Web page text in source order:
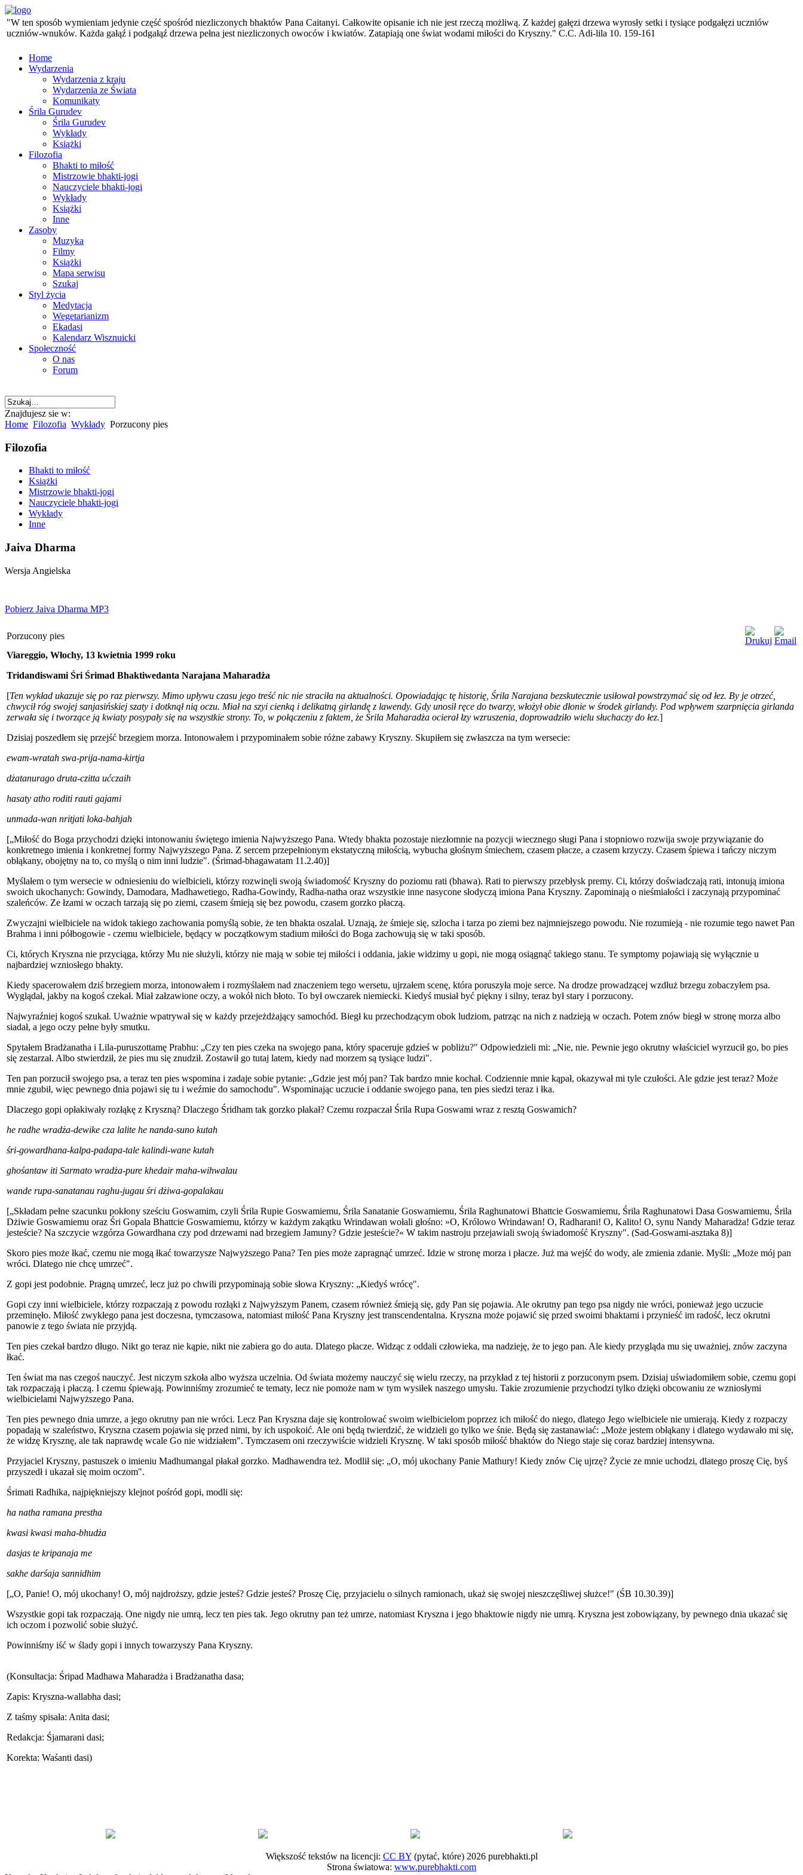
"W ten sposób wymieniam jedynie część spośród niezliczonych bhaktów Pana Caitanyi. Całkowite opisanie ich nie jest rzeczą możliwą. Z każdej gałęzi drzewa wyrosły setki i tysiące podgałęzi uczniów
uczniów-wnuków. Każda gałąź i podgałąź drzewa pełna jest niezliczonych owoców i kwiatów. Zatapiają one świat wodami miłości do Kryszny." C.C. Adi-lila 10. 159-161
Home
Wydarzenia
Wydarzenia z kraju
Wydarzenia ze Świata
Komunikaty
Śrila Gurudev
Śrila Gurudev
Wykłady
Książki
Filozofia
Bhakti to miłość
Mistrzowie bhakti-jogi
Nauczyciele bhakti-jogi
Wykłady
Książki
Inne
Zasoby
Muzyka
Filmy
Książki
Mapa serwisu
Szukaj
Styl życia
Medytacja
Wegetarianizm
Ekadasi
Kalendarz Wisznuicki
Społeczność
O nas
Forum
Znajdujesz sie w:
Home Filozofia Wykłady Porzucony pies
Filozofia
Bhakti to miłość
Książki
Mistrzowie bhakti-jogi
Nauczyciele bhakti-jogi
Wykłady
Inne
Jaiva Dharma
Wersja Angielska
Pobierz Jaiva Dharma MP3
Porzucony pies
Viareggio, Włochy, 13 kwietnia 1999 roku
Tridandiswami Śri Śrimad Bhaktiwedanta Narajana Maharadża
[Ten wykład ukazuje się po raz pierwszy. Mimo upływu czasu jego treść nic nie straciła na aktualności. Opowiadając tę historię, Śrila Narajana bezskutecznie usiłował powstrzymać się od łez. By je otrzeć,
chwycił róg swojej sanjasińskiej szaty i dotknął nią oczu. Miał na szyi cienką i delikatną girlandę z lawendy. Gdy unosił ręce do twarzy, włożył obie dłonie w środek girlandy. Pod wpływem szarpnięcia girlanda
zerwała się i tworzące ją kwiaty posypały się na wszystkie strony. To, w połączeniu z faktem, że Śrila Maharadża ocierał łzy wzruszenia, doprowadziło wielu słuchaczy do łez.]
Dzisiaj poszedłem się przejść brzegiem morza. Intonowałem i przypominałem sobie różne zabawy Kryszny. Skupiłem się zwłaszcza na tym wersecie:
ewam-wratah swa-prija-nama-kirtja
dżatanurago druta-czitta ućczaih
hasaty atho roditi rauti gajami
unmada-wan nritjati loka-bahjah
[„Miłość do Boga przychodzi dzięki intonowaniu świętego imienia Najwyższego Pana. Wtedy bhakta pozostaje niezłomnie na pozycji wiecznego sługi Pana i stopniowo rozwija swoje przywiązanie do
konkretnego imienia i konkretnej formy Najwyższego Pana. Z sercem przepełnionym ekstatyczną miłością, wybucha głośnym śmiechem, czasem płacze, a czasem krzyczy. Czasem śpiewa i tańczy niczym
obłąkany, obojętny na to, co myślą o nim inni ludzie". (Śrimad-bhagawatam 11.2.40)]
Myślałem o tym wersecie w odniesieniu do wielbicieli, którzy rozwinęli swoją świadomość Kryszny do poziomu rati (bhawa). Rati to pierwszy przebłysk premy. Ci, którzy doświadczają rati, intonują imiona
swoich ukochanych: Gowindy, Damodara, Madhawetiego, Radha-Gowindy, Radha-natha oraz wszystkie inne nasycone słodyczą imiona Pana Kryszny. Zapominają o nieśmiałości i zaczynają przypominać
szaleńców. Ze łzami w oczach tarzają się po ziemi, czasem śmieją się bez powodu, czasem gorzko płaczą.
Zwyczajni wielbiciele na widok takiego zachowania pomyślą sobie, że ten bhakta oszalał. Uznają, że śmieje się, szlocha i tarza po ziemi bez najmniejszego powodu. Nie rozumieją - nie rozumie tego nawet Pan
Brahma i inni półbogowie - czemu wielbiciele, będący w początkowym stadium miłości do Boga zachowują się w taki sposób.
Ci, których Kryszna nie przyciąga, którzy Mu nie służyli, którzy nie mają w sobie tej miłości i oddania, jakie widzimy u gopi, nie mogą osiągnąć takiego stanu. Te symptomy pojawiają się wyłącznie u
najbardziej wzniosłego bhakty.
Kiedy spacerowałem dziś brzegiem morza, intonowałem i rozmyślałem nad znaczeniem tego wersetu, ujrzałem scenę, która poruszyła moje serce. Na drodze prowadzącej wzdłuż brzegu zobaczyłem psa.
Wyglądał, jakby na kogoś czekał. Miał załzawione oczy, a wokół nich błoto. To był owczarek niemiecki. Kiedyś musiał być piękny i silny, teraz był stary i porzucony.
Najwyraźniej kogoś szukał. Uważnie wpatrywał się w każdy przejeżdżający samochód. Biegł ku przechodzącym obok ludziom, patrząc na nich z nadzieją w oczach. Potem znów biegł w stronę morza albo
siadał, a jego oczy pełne były smutku.
Spytałem Bradżanatha i Lila-puruszottamę Prabhu: „Czy ten pies czeka na swojego pana, który spaceruje gdzieś w pobliżu?" Odpowiedzieli mi: „Nie, nie. Pewnie jego okrutny właściciel wyrzucił go, bo pies
się zestarzał. Albo stwierdził, że pies mu się znudził. Zostawił go tutaj latem, kiedy nad morzem są tysiące ludzi".
Ten pan porzucił swojego psa, a teraz ten pies wspomina i zadaje sobie pytanie: „Gdzie jest mój pan? Tak bardzo mnie kochał. Codziennie mnie kąpał, okazywał mi tyle czułości. Ale gdzie jest teraz? Może
mnie zgubił, więc pewnego dnia pojawi się tu i weźmie do samochodu". Wspominając uczucie i oddanie swojego pana, ten pies siedzi teraz i łka.
Dlaczego gopi opłakiwały rozłąkę z Kryszną? Dlaczego Śridham tak gorzko płakał? Czemu rozpaczał Śrila Rupa Goswami wraz z resztą Goswamich?
he radhe wradża-dewike cza lalite he nanda-suno kutah
śri-gowardhana-kalpa-padapa-tale kalindi-wane kutah
ghośantaw iti Sarmato wradża-pure khedair maha-wihwalau
wande rupa-sanatanau raghu-jugau śri dżiwa-gopalakau
[„Składam pełne szacunku pokłony sześciu Goswamim, czyli Śrila Rupie Goswamiemu, Śrila Sanatanie Goswamiemu, Śrila Raghunatowi Bhattcie Goswamiemu, Śrila Raghunatowi Dasa Goswamiemu, Śrila
Dżiwie Goswamiemu oraz Śri Gopala Bhattcie Goswamiemu, którzy w każdym zakątku Wrindawan wołali głośno: »O, Królowo Wrindawan! O, Radharani! O, Kalito! O, synu Nandy Maharadża! Gdzie teraz
jesteście? Na szczycie wzgórza Gowardhana czy pod drzewami nad brzegiem Jamuny? Gdzie jesteście?« W takim nastroju przejawiali swoją świadomość Kryszny". (Sad-Goswami-asztaka 8)]
Skoro pies może łkać, czemu nie mogą łkać towarzysze Najwyższego Pana? Ten pies może zapragnąć umrzeć. Idzie w stronę morza i płacze. Już ma wejść do wody, ale zmienia zdanie. Myśli: „Może mój pan
wróci. Dlatego nie chcę umrzeć".
Z gopi jest podobnie. Pragną umrzeć, lecz już po chwili przypominają sobie słowa Kryszny: „Kiedyś wrócę".
Gopi czy inni wielbiciele, którzy rozpaczają z powodu rozłąki z Najwyższym Panem, czasem również śmieją się, gdy Pan się pojawia. Ale okrutny pan tego psa nigdy nie wróci, ponieważ jego uczucie
przeminęło. Miłość zwykłego pana jest doczesna, tymczasowa, natomiast miłość Pana Kryszny jest transcendentalna. Kryszna może pojawić się przed swoimi bhaktami i przynieść im radość, lecz okrutni
panowie z tego świata nie przyjdą.
Ten pies czekał bardzo długo. Nikt go teraz nie kąpie, nikt nie zabiera go do auta. Dlatego płacze. Widząc z oddali człowieka, ma nadzieję, że to jego pan. Ale kiedy przygląda mu się uważniej, znów zaczyna
łkać.
Ten świat ma nas czegoś nauczyć. Jest niczym szkoła albo wyższa uczelnia. Od świata możemy nauczyć się wielu rzeczy, na przykład z tej historii z porzuconym psem. Dzisiaj uświadomiłem sobie, czemu gopi
tak rozpaczają i płaczą. I czemu śpiewają. Powinniśmy zrozumieć te tematy, lecz nie pomoże nam w tym wysiłek naszego umysłu. Takie zrozumienie przychodzi tylko dzięki obcowaniu ze wzniosłymi
wielbicielami Najwyższego Pana.
Ten pies pewnego dnia umrze, a jego okrutny pan nie wróci. Lecz Pan Kryszna daje się kontrolować swoim wielbicielom poprzez ich miłość do niego, dlatego Jego wielbiciele nie umierają. Kiedy z rozpaczy
popadają w szaleństwo, Kryszna czasem pojawia się przed nimi, by ich uspokoić. Ale oni będą twierdzić, że widzieli go tylko we śnie. Będą się zastanawiać: „Może jestem obłąkany i dlatego wydawało mi się,
że widzę Krysznę, ale tak naprawdę wcale Go nie widziałem". Tymczasem oni rzeczywiście widzieli Krysznę. W taki sposób miłość bhaktów do Niego staje się coraz bardziej intensywna.
Przyjaciel Kryszny, pastuszek o imieniu Madhumangal płakał gorzko. Madhawendra też. Modlił się: „O, mój ukochany Panie Mathury! Kiedy znów Cię ujrzę? Życie ze mnie uchodzi, dlatego proszę Cię, byś
przyszedł i ukazał się moim oczom".
Śrimati Radhika, najpiękniejszy klejnot pośród gopi, modli się:
ha natha ramana prestha
kwasi kwasi maha-bhudża
dasjas te kripanaja me
sakhe darśaja sannidhim
[„O, Panie! O, mój ukochany! O, mój najdroższy, gdzie jesteś? Gdzie jesteś? Proszę Cię, przyjacielu o silnych ramionach, ukaż się swojej nieszczęśliwej służce!" (ŚB 10.30.39)]
Wszystkie gopi tak rozpaczają. One nigdy nie umrą, lecz ten pies tak. Jego okrutny pan też umrze, natomiast Kryszna i jego bhaktowie nigdy nie umrą. Kryszna jest zobowiązany, by pewnego dnia ukazać się
ich oczom i pozwolić sobie służyć.
Powinniśmy iść w ślady gopi i innych towarzyszy Pana Kryszny.
(Konsultacja: Śripad Madhawa Maharadża i Bradżanatha dasa;
Zapis: Kryszna-wallabha dasi;
Z taśmy spisała: Anita dasi;
Redakcja: Śjamarani dasi;
Korekta: Waśanti dasi)
Większość tekstów na licencji: CC BY(pytać, które) 2026 purebhakti.pl
Strona światowa: www.purebhakti.com